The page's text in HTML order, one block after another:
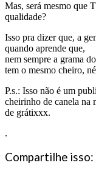
Mas, será mesmo que
qualidade?
Isso pra dizer que, a
quando aprende que,
nem sempre a grama
tem o mesmo cheiro,
P.s.: Isso não é um
cheirinho de canela na
de grátixxx.
.
Compartilhe isso: